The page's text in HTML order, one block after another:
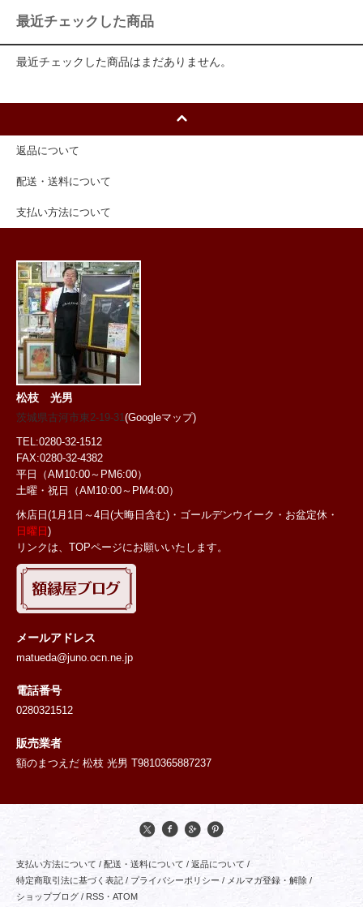
最近チェックした商品
最近チェックした商品はまだありません。
返品について
配送・送料について
支払い方法について
松枝 光男
茨城県古河市東2-19-31(Googleマップ)
TEL:0280-32-1512
FAX:0280-32-4382
平日（AM10:00～PM6:00）
土曜・祝日
（AM10:00～PM4:00）
休店日(1月1日～4日(大晦日含む)・ゴールデンウイーク・お盆定休・
日曜日 )
リンクは、TOPページにお願いいたします。
メールアドレス
matueda@juno.ocn.ne.jp
電話番号
0280321512
販売業者
額のまつえだ 松枝 光男 T9810365887237
支払い方法について / 配送・送料について / 返品について /
特定商取引法に基づく表記 / プライバシーポリシー / メルマガ登録・解除 /
ショップブログ / RSS ・ ATOM